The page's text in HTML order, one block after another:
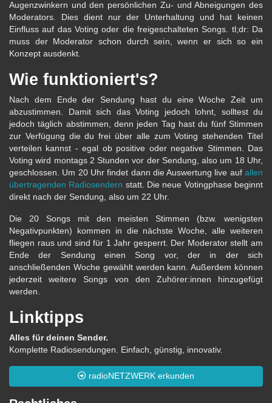
Augenzwinkern und den persönlichen Zu- und Abneigungen des
Moderators. Dies dient nur der Unterhaltung und hat keinen
Einfluss auf das Voting oder die freigeschalteten Songs. tl;dr: Da
muss der Moderator schon durch sein, wenn er sich so ein
Konzept ausdenkt.
Wie funktioniert's?
Nach dem Ende der Sendung hast du eine Woche Zeit um
abzustimmen. Damit sich das Voting jedoch lohnt, solltest du
jedoch täglich abstimmen, denn jeden Tag hast du fünf Stimmen
zur Verfügung die du frei über alle zum Voting stehenden Titel
verteilen kannst - egal ob positive oder negative Stimmen. Das
Voting wird montags 2 Stunden vor der Sendung, also um 18 Uhr,
geschlossen. Um 20 Uhr findet dann die Auswertung live auf allen
übertragenden Radiosendern statt. Die neue Votingphase beginnt
direkt nach der Sendung, also um 22 Uhr.
Die 20 Songs mit den meisten Stimmen (bzw. wenigsten
Negativpunkten) kommen in die nächste Woche, alle weiteren
fliegen raus und sind für 1 Jahr gesperrt. Der Moderator stellt am
Ende der Sendung einen Song vor, der in der sich
anschließenden Woche gewählt werden kann. Außerdem können
jederzeit weitere Songs von den Zuhörer:innen hinzugefügt
werden.
Linktipps
Alles für deinen Sender.
Komplette Radiosendungen. Einfach, günstig, innovativ.
radioNETZWERK erkunden